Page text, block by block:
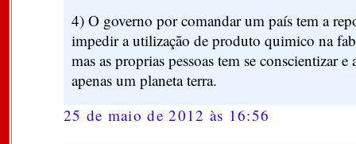
4) O governo por comandar um país tem a
impedir a utilização de produto quimico na
mas as proprias pessoas tem se conscientizar
apenas um planeta terra.
25 de maio de 2012 às 16:56